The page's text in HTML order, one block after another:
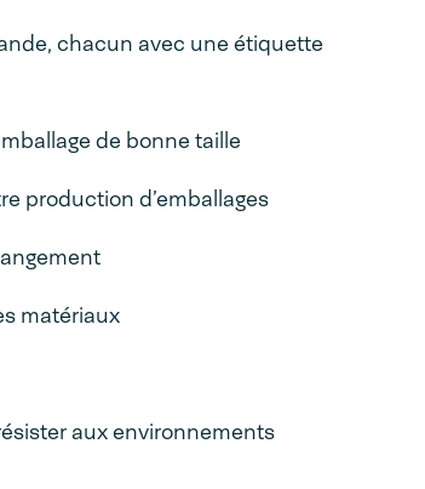
chacun avec une étiquette
de bonne taille
production d’emballages
matériaux
aux environnements